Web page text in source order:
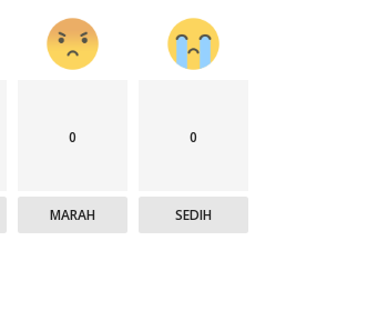
0
MARAH
0
SEDIH
Creative Minority Gelar Workshop